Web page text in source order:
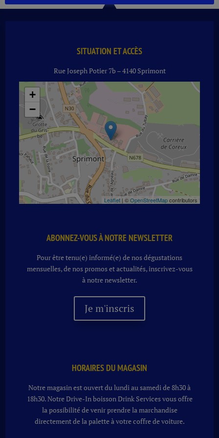
REGAL
SITUATION ET ACCÈS
Rue Joseph Potier 7b – 4140 Sprimont
+
−
Leaflet| ©OpenStreetMapcontributors
ABONNEZ-VOUS À NOTRE NEWSLETTER
Pour être tenu(e) informé(e) de nos dégustations
mensuelles, de nos promos et actualités, inscrivez-vous
à notre newsletter.
Je m'inscris
HORAIRES DU MAGASIN
Notre magasin est ouvert du lundi au samedi de 8h30 à
18h30. NotreDrive-In boissonDrink Services vous offre
la possibilité de venir prendre la marchandise
directement de la palette à votre coffre de voiture.